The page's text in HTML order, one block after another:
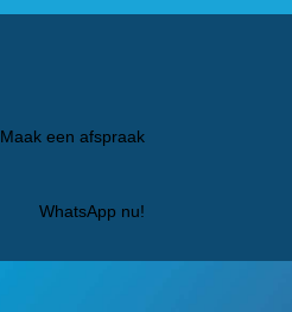
Maak een afspraak
WhatsApp nu!